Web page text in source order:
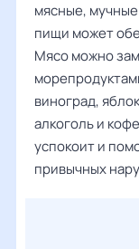
мясные,
пищи может
Мясо можно
виноград,
алкоголь и
успокоит и
привычных